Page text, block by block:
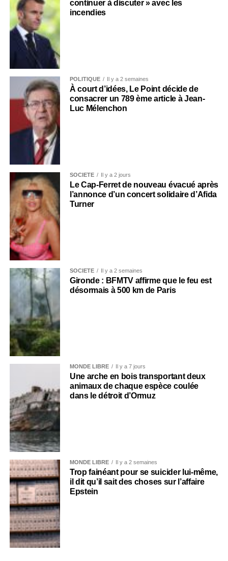
continuer à discuter » avec les
incendies
POLITIQUE Il y a 2 semaines
À court d’idées, Le Point décide de
consacrer un 789 ème article à Jean-
Luc Mélenchon
SOCIÉTÉ Il y a 2 jours
Le Cap-Ferret de nouveau évacué après
l’annonce d’un concert solidaire d’Afida
Turner
SOCIÉTÉ Il y a 2 semaines
Gironde : BFMTV affirme que le feu est
désormais à 500 km de Paris
MONDE LIBRE Il y a 7 jours
Une arche en bois transportant deux
animaux de chaque espèce coulée
dans le détroit d’Ormuz
MONDE LIBRE Il y a 2 semaines
Trop fainéant pour se suicider lui-même,
il dit qu’il sait des choses sur l’affaire
Epstein